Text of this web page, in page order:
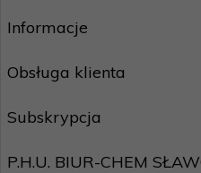
Informacje
Obsługa klienta
Subskrypcja
P.H.U. BIUR-CHEM